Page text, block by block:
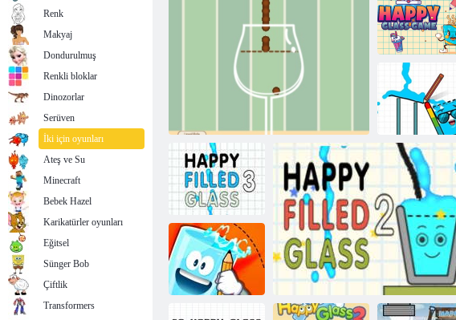
Su Akışı Mutlu
Bardak
Camı doldurmak
Mutlu Cam
Oyunu
Mutlu Dolu
Bardak
Mutlu Dolu
Bardak 3
Renk
Makyaj
Dondurulmuş
Renkli bloklar
Dinozorlar
Serüven
İki için oyunları
Ateş ve Su
Minecraft
Bebek Hazel
Karikatürler oyunları
Eğitsel
Sünger Bob
Çiftlik
Transformers